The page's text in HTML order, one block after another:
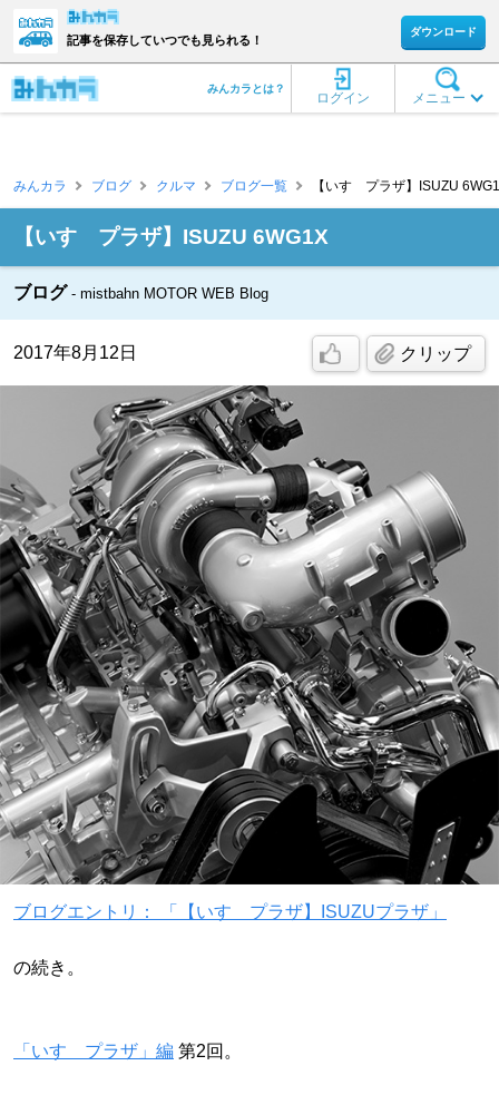
記事を保存していつでも見られる！
ダウンロード
メニュー
ログイン
みんカラとは？
みんカラ ブログ クルマ ブログ一覧 【いすゞプラザ】ISUZU
【いすゞプラザ】ISUZU 6WG1X
ブログ mistbahn MOTOR WEB Blog
2017年8月12日 クリップ
ブログエントリ： 「【いすゞプラザ】ISUZUプラザ」
の続き。
「いすゞプラザ」編 第2回。